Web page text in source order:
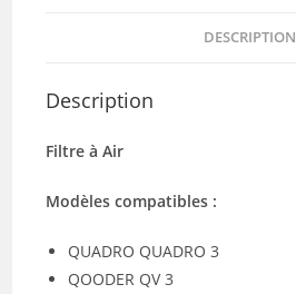
DESCRIPTION
Description
Filtre à Air
Modèles compatibles :
QUADRO QUADRO 3
QOODER QV 3